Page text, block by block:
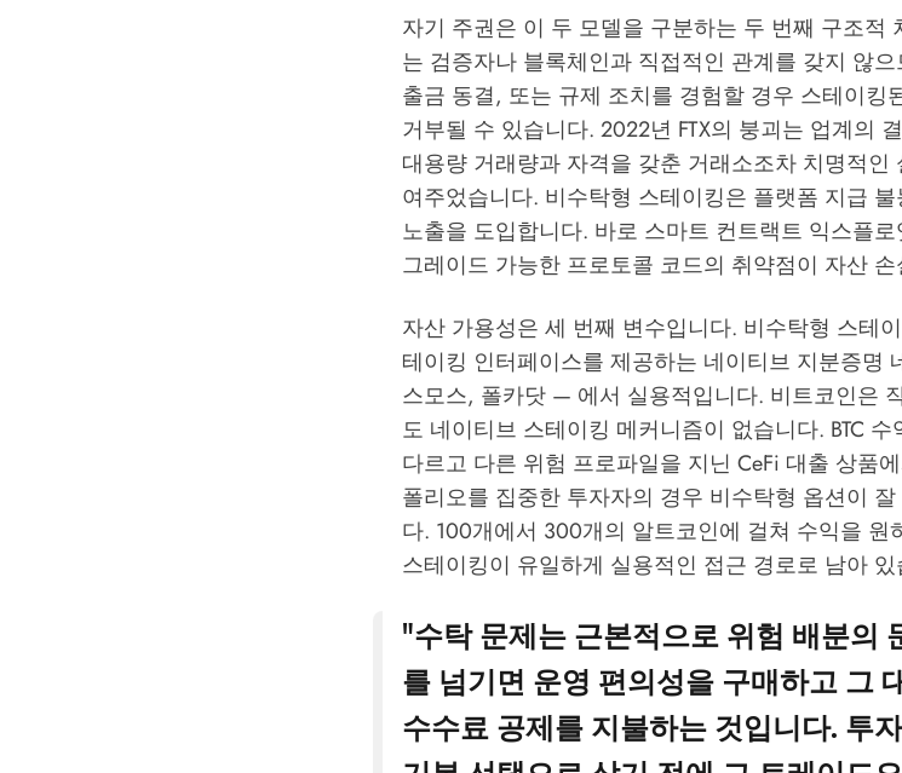
자기 주권은 이 두 모델을 구분하는 두 번째 구조적
는 검증자나 블록체인과 직접적인 관계를 갖지 않
출금 동결, 또는 규제 조치를 경험할 경우 스테이킹
거부될 수 있습니다. 2022년 FTX의 붕괴는 업계의
대용량 거래량과 자격을 갖춘 거래소조차 치명적
여주었습니다. 비수탁형 스테이킹은 플랫폼 지급
노출을 도입합니다. 바로 스마트 컨트랙트 익스플
그레이드 가능한 프로토콜 코드의 취약점이 자산
자산 가용성은 세 번째 변수입니다. 비수탁형 스테
테이킹 인터페이스를 제공하는 네이티브 지분증
스모스, 폴카닷 — 에서 실용적입니다. 비트코인은
도 네이티브 스테이킹 메커니즘이 없습니다. BTC
다르고 다른 위험 프로파일을 지닌 CeFi 대출 상품
폴리오를 집중한 투자자의 경우 비수탁형 옵션이
다. 100개에서 300개의 알트코인에 걸쳐 수익을 원
스테이킹이 유일하게 실용적인 접근 경로로 남아 있
"수탁 문제는 근본적으로 위험 배분의
를 넘기면 운영 편의성을 구매하고 그
수수료 공제를 지불하는 것입니다. 투